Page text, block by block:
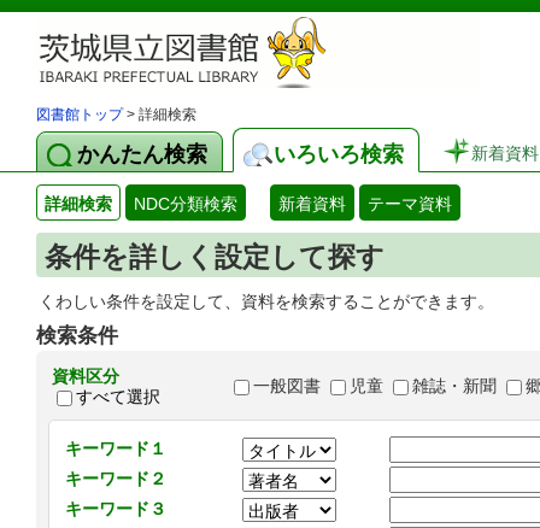
図書館トップ> 詳細検索
かんたん検索 いろいろ検索 新着資料
詳細検索 NDC分類検索 新着資料 テーマ資料
条件を詳しく設定して探す
くわしい条件を設定して、資料を検索することができます。
検索条件
資料区分
すべて選択
一般図書 児童 雑誌・新聞
キーワード１
キーワード２
キーワード３